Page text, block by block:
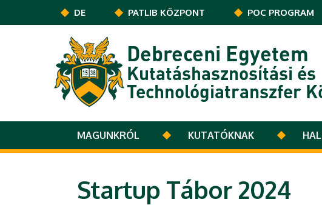
Ugrás a tartalomra
DE PATLIB KÖZPONT POC PROGRAM
Debreceni Egyetem
Kutatáshasznosítási és
Technológiatranszfer
MAGUNKRÓL
KUTATÓKNAK
Startup Tábor 2024